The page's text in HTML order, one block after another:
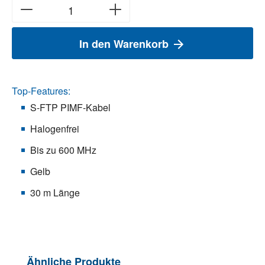
In den Warenkorb
Top-Features:
S-FTP PIMF-Kabel
Halogenfrei
Bis zu 600 MHz
Gelb
30 m Länge
Produktgalerie überspringen
Ähnliche Produkte